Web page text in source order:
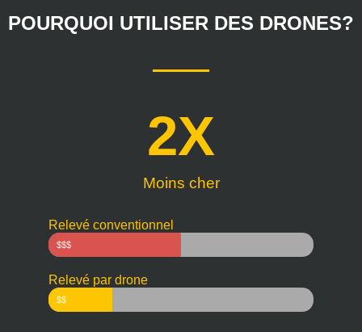
POURQUOI UTILISER DES DRONES?
Moins cher
2X
Relevé conventionnel
$$$
Relevé par drone
$$